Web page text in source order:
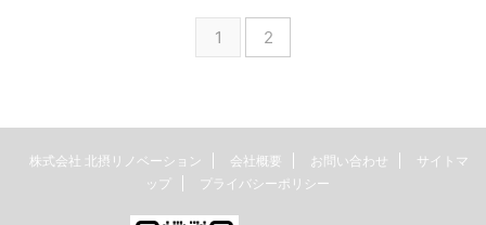
1 2
株式会社 北摂リノベーション 会社概要 お問い合わせ
サイトマ
ップ
プライバシーポリシー